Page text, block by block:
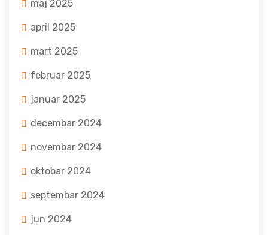
maj 2025
april 2025
mart 2025
februar 2025
januar 2025
decembar 2024
novembar 2024
oktobar 2024
septembar 2024
jun 2024